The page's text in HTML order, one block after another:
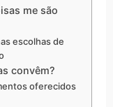
me são
escolhas de
convêm?
oferecidos